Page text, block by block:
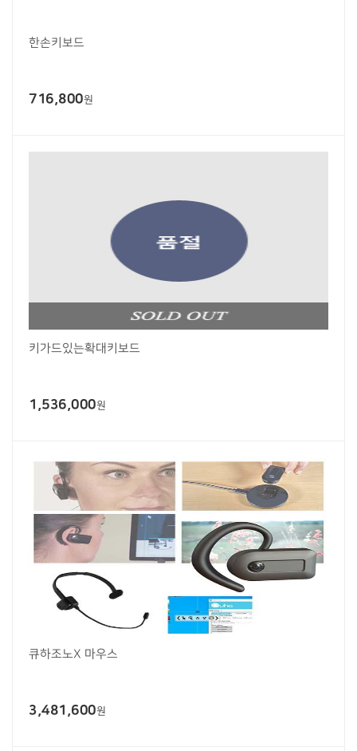
한손키보드
716,800원
키가드있는확대키보드
1,536,000원
큐하조노X 마우스
3,481,600원